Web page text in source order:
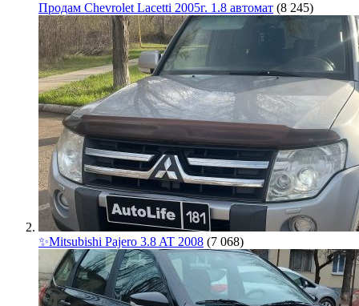
Продам Chevrolet Lacetti 2005г. 1.8 автомат (8 245)
✨Mitsubishi Pajero 3.8 AT 2008 (7 068)